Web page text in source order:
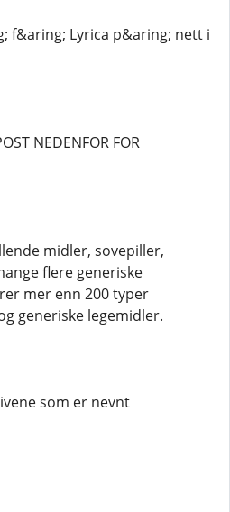
f&aring; Lyrica p&aring; nett i
NEDENFOR FOR
midler, sovepiller,
flere generiske
mer enn 200 typer
generiske legemidler.
som er nevnt